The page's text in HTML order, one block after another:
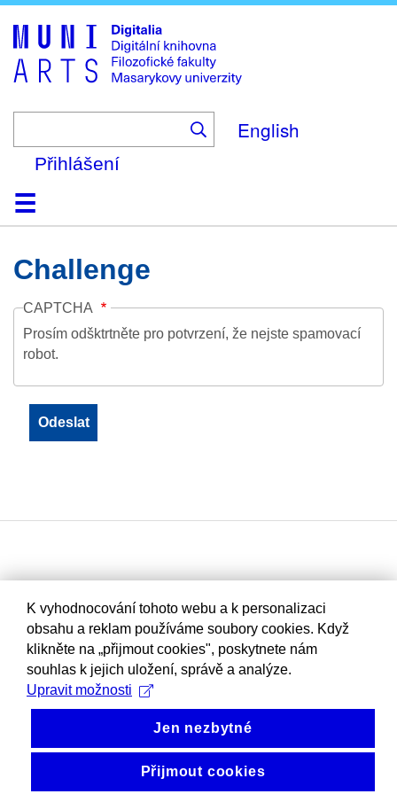
to
main
content
English
Přihlášení
DomůKolekce
Prohlížení
Vyhledávání
O platformě
Nápověda
KontaktDigitalia
Challenge
CAPTCHA
Prosím odšktrtněte pro potvrzení, že nejste spamovací
robot.
K vyhodnocování tohoto webu a k personalizaci
obsahu a reklam používáme soubory cookies. Když
klikněte na „přijmout cookies", poskytnete nám
souhlas k jejich uložení, správě a analýze.
Upravit možnosti
Jen nezbytné
Přijmout cookies